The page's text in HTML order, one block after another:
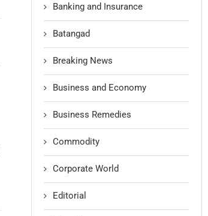
Banking and Insurance
Batangad
Breaking News
Business and Economy
Business Remedies
Commodity
Corporate World
Editorial